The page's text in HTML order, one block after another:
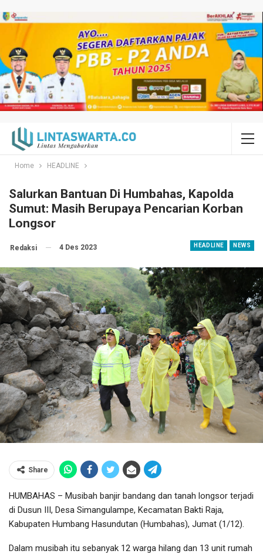
Home HEADLINE
Salurkan Bantuan Di Humbahas, Kapolda
Sumut: Masih Berupaya Pencarian Korban
Longsor
HEADLINE NEWS
Redaksi 4 Des 2023
Share
HUMBAHAS – Musibah banjir bandang dan tanah longsor terjadi
di Dusun III, Desa Simangulampe, Kecamatan Bakti Raja,
Kabupaten Humbang Hasundutan (Humbahas), Jumat (1/12).
Dalam musibah itu sebanyak 12 warga hilang dan 13 unit rumah